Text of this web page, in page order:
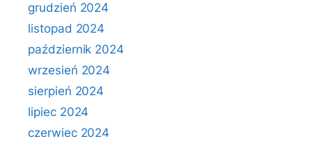
grudzień 2024
listopad 2024
październik 2024
wrzesień 2024
sierpień 2024
lipiec 2024
czerwiec 2024